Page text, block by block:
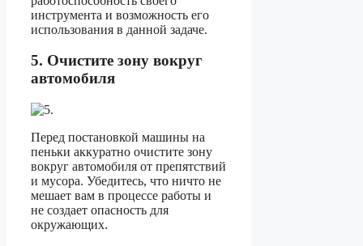
инструмента и возможность его
использования в данной задаче.
5. Очистите зону вокруг
автомобиля
Перед постановкой машины на
пеньки аккуратно очистите зону
вокруг автомобиля от препятствий
и мусора. Убедитесь, что ничто не
мешает вам в процессе работы и
не создает опасность для
окружающих.